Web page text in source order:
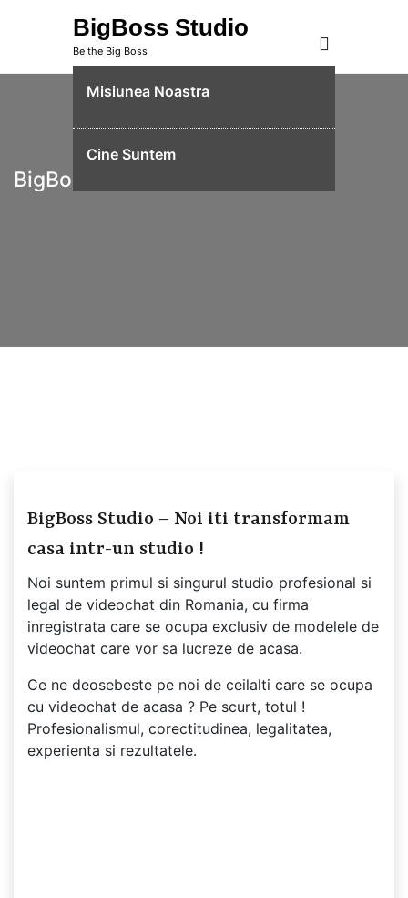
BigBoss Studio
Be the Big Boss
Misiunea Noastra
Cine Suntem
BigBoss Studio
BigBoss Studio – Noi iti transformam
casa intr-un studio !
Noi suntem primul si singurul studio profesional si
legal de videochat din Romania, cu firma
inregistrata care se ocupa exclusiv de modelele de
videochat care vor sa lucreze de acasa.
Ce ne deosebeste pe noi de ceilalti care se ocupa
cu videochat de acasa ? Pe scurt, totul !
Profesionalismul, corectitudinea, legalitatea,
experienta si rezultatele.